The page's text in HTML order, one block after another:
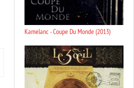
Kamelanc - Coupe Du Monde (2013)